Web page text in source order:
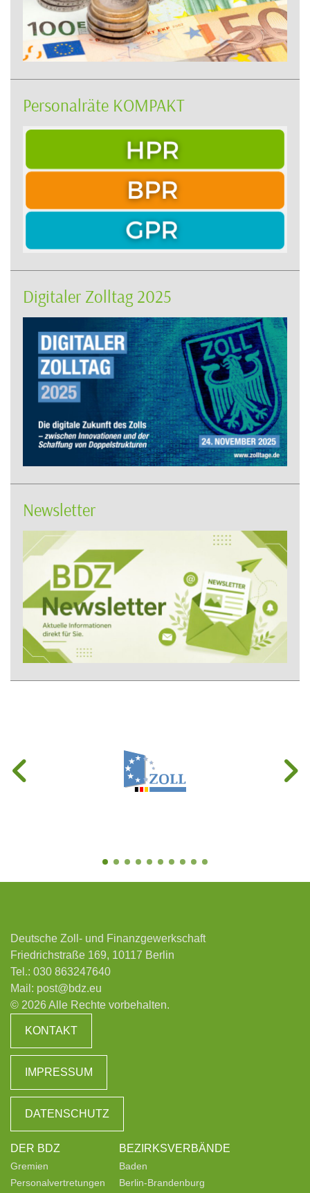
Personalräte KOMPAKT
Digitaler Zolltag 2025
Newsletter
Deutsche Zoll- und Finanzgewerkschaft
Friedrichstraße 169, 10117 Berlin
Tel.: 030 863247640
Mail: post@bdz.eu
© 2026 Alle Rechte vorbehalten.
KONTAKT
IMPRESSUM
DATENSCHUTZ
DER BDZ
Gremien
Personalvertretungen
BEZIRKSVERBÄNDE
Baden
Berlin-Brandenburg